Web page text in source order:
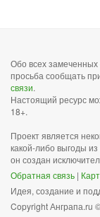
Обо всех
просьба сообщать
связи.
Настоящий ресурс
18+.
Проект является
какой-либо выгоды
он создан
Обратная связь |
Идея, создание и
Copyright Анграпа.ru